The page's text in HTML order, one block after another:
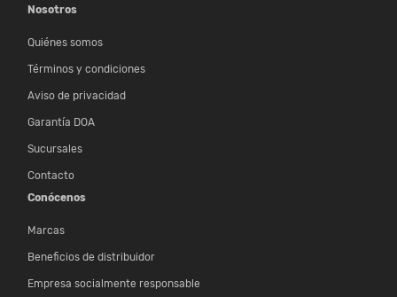
Nosotros
Quiénes somos
Términos y condiciones
Aviso de privacidad
Garantía DOA
Sucursales
Contacto
Conócenos
Marcas
Beneficios de distribuidor
Empresa socialmente responsable